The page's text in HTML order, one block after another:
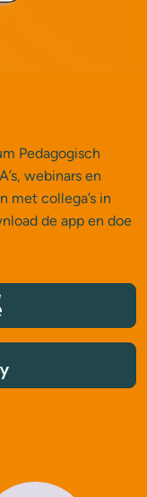
Pedagogisch
webinars en
met collega’s in
de app en doe